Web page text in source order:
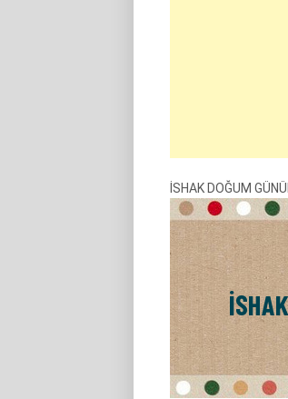
İSHAK DOĞUM